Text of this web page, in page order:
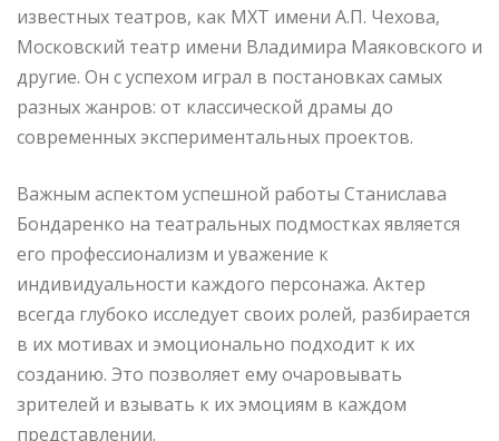
известных театров, как МХТ имени А.П. Чехова,
Московский театр имени Владимира Маяковского и
другие. Он с успехом играл в постановках самых
разных жанров: от классической драмы до
современных экспериментальных проектов.
Важным аспектом успешной работы Станислава
Бондаренко на театральных подмостках является
его профессионализм и уважение к
индивидуальности каждого персонажа. Актер
всегда глубоко исследует своих ролей, разбирается
в их мотивах и эмоционально подходит к их
созданию. Это позволяет ему очаровывать
зрителей и взывать к их эмоциям в каждом
представлении.